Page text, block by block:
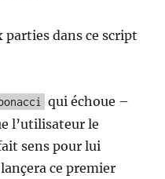
dans ce script
qui échoue –
l’utilisateur le
sens pour lui
ce premier